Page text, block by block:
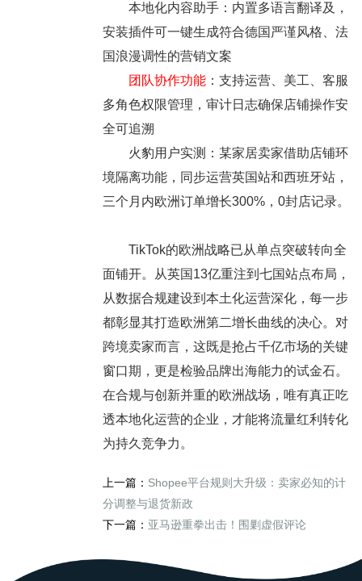
本地化内容助手：内置多语言翻译及，
安装插件可一键生成符合德国严谨风格、法
国浪漫调性的营销文案
团队协作功能：支持运营、美工、客服
多角色权限管理，审计日志确保店铺操作安
全可追溯
火豹用户实测：某家居卖家借助店铺环
境隔离功能，同步运营英国站和西班牙站，
三个月内欧洲订单增长300%，0封店记录。
TikTok的欧洲战略已从单点突破转向全
面铺开。从英国13亿重注到七国站点布局，
从数据合规建设到本土化运营深化，每一步
都彰显其打造欧洲第二增长曲线的决心。对
跨境卖家而言，这既是抢占千亿市场的关键
窗口期，更是检验品牌出海能力的试金石。
在合规与创新并重的欧洲战场，唯有真正吃
透本地化运营的企业，才能将流量红利转化
为持久竞争力。
上一篇： Shopee平台规则大升级：卖家必知的计
分调整与退货新政
下一篇： 亚马逊重拳出击！围剿虚假评论